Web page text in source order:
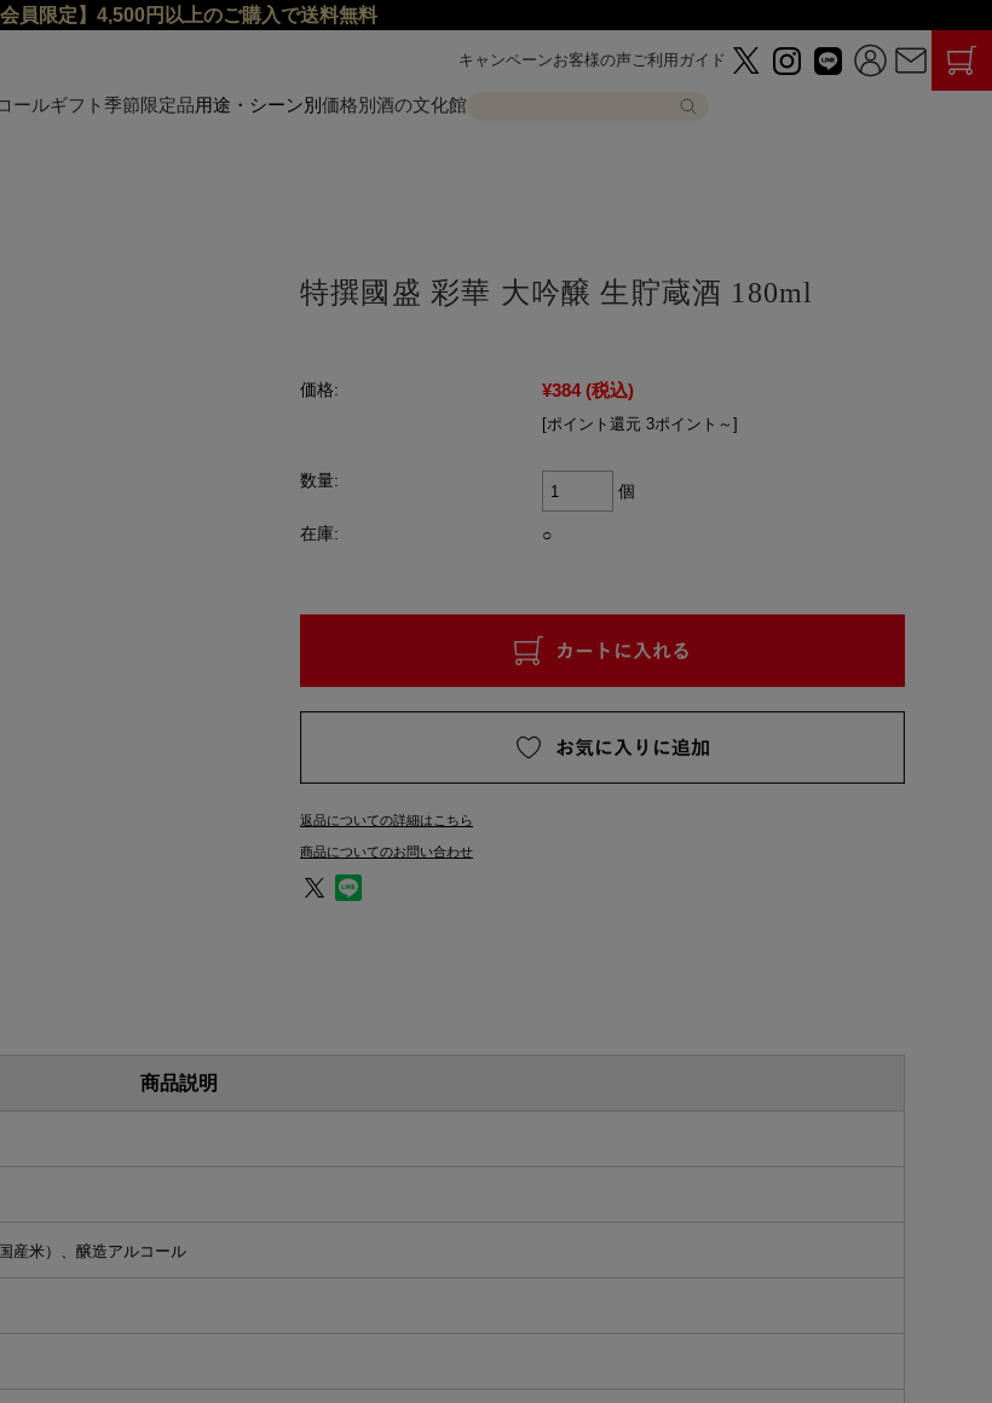
会員限定】4,500円以上のご購入で送料無料
キャンペーンお客様の声ご利用ガイド
ールギフト 季節限定品用途・シーン別 価格別 酒の文化館
特撰國盛 彩華 大吟醸 生貯蔵酒 180ml
価格: ¥384 (税込)
[ポイント還元 3ポイント～]
数量:
個
在庫: ○
返品についての詳細はこちら
商品についてのお問い合わせ
商品説明
産米）、醸造アルコール